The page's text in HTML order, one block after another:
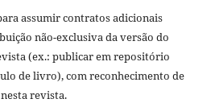
assumir contratos adicionais
não-exclusiva da versão do
(ex.: publicar em repositório
de livro), com reconhecimento de
revista.